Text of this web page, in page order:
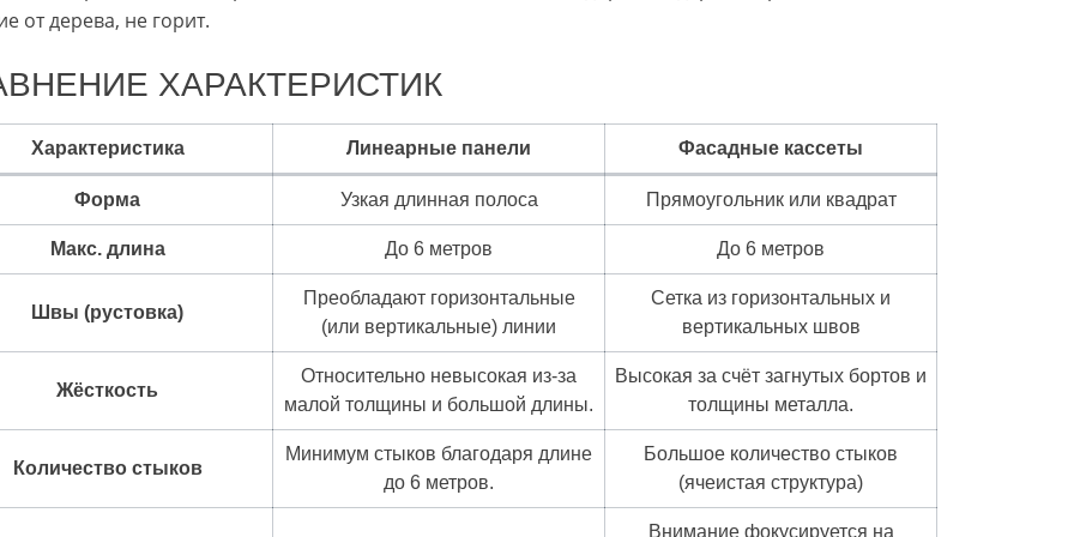
от дерева, не горит.
ХАРАКТЕРИСТИК
Характеристика Линеарные панели Фасадные кассеты
Форма Узкая длинная полоса Прямоугольник или квадрат
Макс. длина До 6 метров До 6 метров
Швы (рустовка)
Преобладают горизонтальные
(или вертикальные) линии
Сетка из горизонтальных и
вертикальных швов
Жёсткость
Относительно невысокая из-за
малой толщины и большой длины.
Высокая за счёт загнутых бортов и
толщины металла.
Количество стыков
Минимум стыков благодаря длине
до 6 метров.
Большое количество стыков
(ячеистая структура)
Внимание фокусируется на